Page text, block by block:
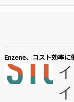
Enzene、コスト効率に